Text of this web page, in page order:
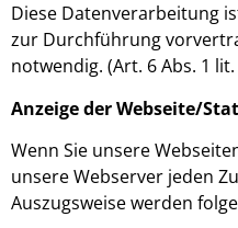
Diese Datenverarbeitung
zur Durchführung
notwendig. (Art. 6 Abs. 1 lit.
Anzeige der Webseite/
Wenn Sie unsere
unsere Webserver jeden
Auszugsweise werden